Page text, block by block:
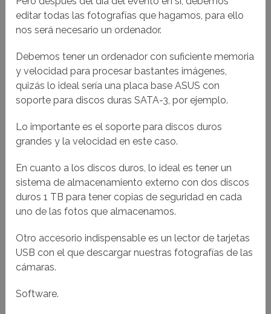
editar todas las fotografías que hagamos, para ello
nos será necesario un ordenador.
Debemos tener un ordenador con suficiente memoria
y velocidad para procesar bastantes imágenes,
quizás lo ideal sería una placa base ASUS con
soporte para discos duras SATA-3, por ejemplo.
Lo importante es el soporte para discos duros
grandes y la velocidad en este caso.
En cuanto a los discos duros, lo ideal es tener un
sistema de almacenamiento externo con dos discos
duros 1 TB para tener copias de seguridad en cada
uno de las fotos que almacenamos.
Otro accesorio indispensable es un lector de tarjetas
USB con el que descargar nuestras fotografías de las
cámaras.
Software.